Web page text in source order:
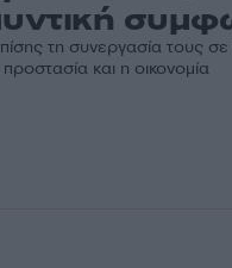
τη συνεργασία τους
προστασία και η οικονομία